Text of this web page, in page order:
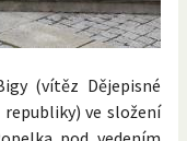
(vítěz Dějepisné
republiky) ve složení